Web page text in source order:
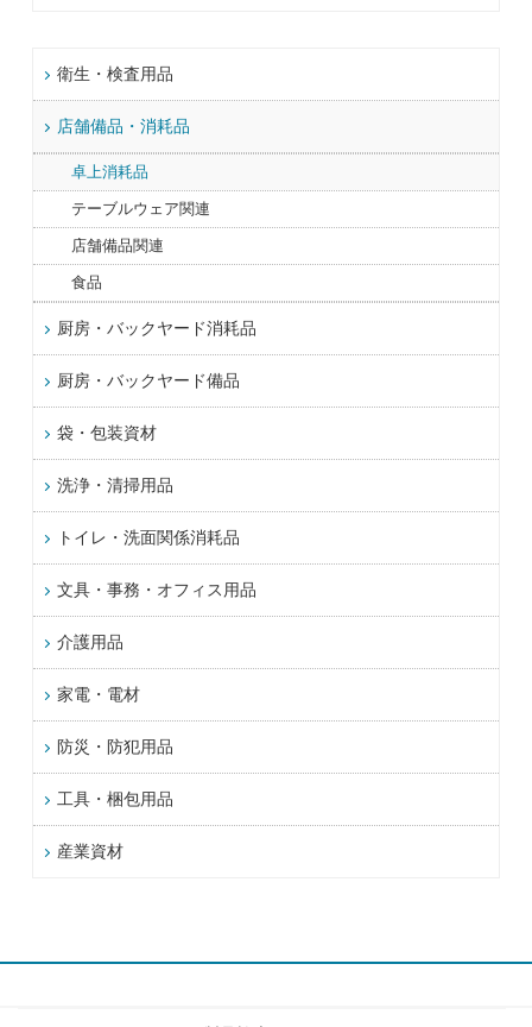
衛生・検査用品
店舗備品・消耗品
卓上消耗品
テーブルウェア関連
店舗備品関連
食品
厨房・バックヤード消耗品
厨房・バックヤード備品
袋・包装資材
洗浄・清掃用品
トイレ・洗面関係消耗品
文具・事務・オフィス用品
介護用品
家電・電材
防災・防犯用品
工具・梱包用品
産業資材